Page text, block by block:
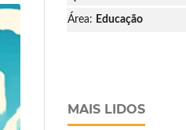
Área: Educação
MAIS LIDOS